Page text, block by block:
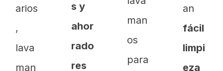
arios
,
lava
man
s y
ahor
rado
res
man
os
para
an
fácil
limpi
eza